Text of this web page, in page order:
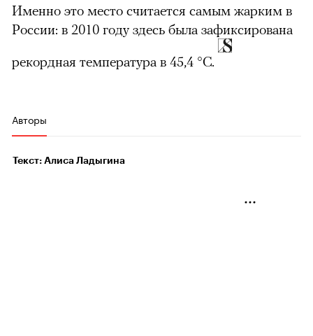
Именно это место считается самым жарким в
России: в 2010 году здесь была зафиксирована
рекордная температура в 45,4 °С.
Авторы
Текст: Алиса Ладыгина